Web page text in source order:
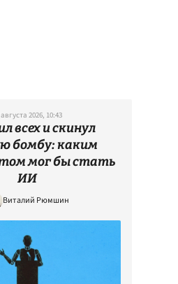
2026, 10:43
всех и скинул
бомбу: каким
мог бы стать
ИИ
Виталий Рюмшин